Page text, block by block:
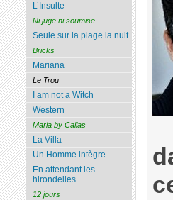
L’Insulte
Ni juge ni soumise
Seule sur la plage la nuit
Bricks
Mariana
Le Trou
I am not a Witch
Western
Maria by Callas
La Villa
Un Homme intègre
En attendant les
hirondelles
12 jours